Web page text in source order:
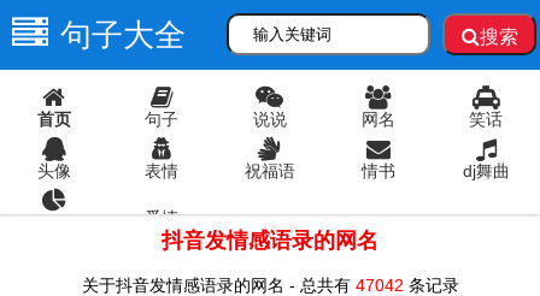
句子大全 搜索
首页 句子 说说 网名 笑话
头像 表情 祝福语 情书 dj舞曲
爱情
抖音发情感语录的网名
关于抖音发情感语录的网名 - 总共有 47042 条记录